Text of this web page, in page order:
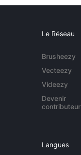
Le Réseau
Brusheezy
Vecteezy
Videezy
Devenir
contributeur
Langues